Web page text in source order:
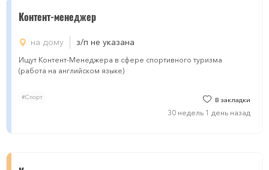
Контент-менеджер
на дому з/п не указана
Ищут Контент-Менеджера в сфере спортивного туризма
(работа на английском языке)
#Спорт В закладки
30 недель 1 день назад